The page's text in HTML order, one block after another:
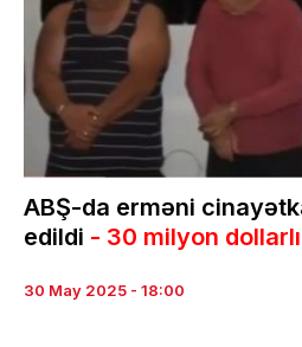
ABŞ-da erməni
edildi - 30 milyon
30 May 2025 - 18:00